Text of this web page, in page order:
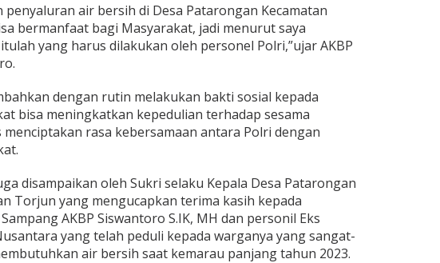
penyaluran air bersih di Desa Patarongan Kecamatan
bermanfaat bagi Masyarakat, jadi menurut saya
yang harus dilakukan oleh personel Polri,”ujar AKBP
dengan rutin melakukan bakti sosial kepada
bisa meningkatkan kepedulian terhadap sesama
menciptakan rasa kebersamaan antara Polri dengan
disampaikan oleh Sukri selaku Kepala Desa Patarongan
Torjun yang mengucapkan terima kasih kepada
AKBP Siswantoro S.IK, MH dan personil Eks
yang telah peduli kepada warganya yang sangat-
air bersih saat kemarau panjang tahun 2023.
Fauzi: Guru Ngaji Berperan
Strategis Bangun Akhlak